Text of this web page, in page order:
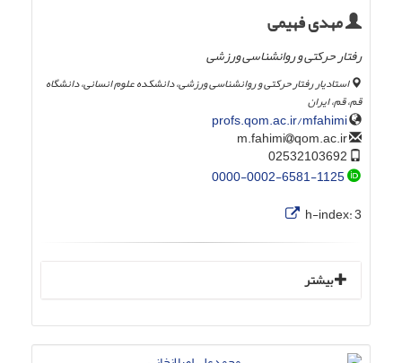
مهدی فهیمی
رفتار حرکتی و روانشناسی ورزشی
استادیار رفتار حرکتی و روانشناسی ورزشی، دانشکده علوم انسانی، دانشگاه
قم، قم، ایران
profs.qom.ac.ir/mfahimi
qom.ac.ir
0000-0002-6581-1125
h-index:3
بیشتر